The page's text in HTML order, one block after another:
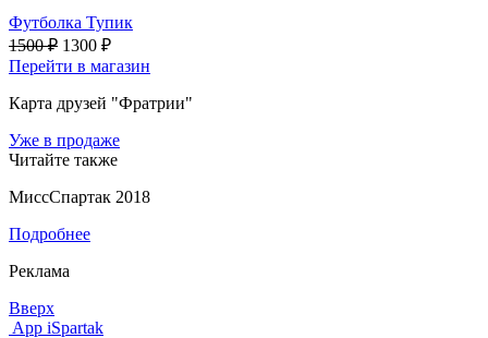
Футболка Тупик
1500 ₽ 1300 ₽
Перейти в магазин
Карта друзей "Фратрии"
Уже в продаже
Читайте также
МиссСпартак 2018
Подробнее
Реклама
Вверх
App iSpartak